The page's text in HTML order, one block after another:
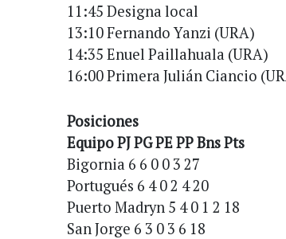
11:45 Designa local
13:10 Fernando Yanzi (URA)
14:35 Enuel Paillahuala (URA)
16:00 Primera Julián Ciancio
Posiciones
Equipo PJ PG PE PP Bns Pts
Bigornia 6 6 0 0 3 27
Portugués 6 4 0 2 4 20
Puerto Madryn 5 4 0 1 2 18
San Jorge 6 3 0 3 6 18